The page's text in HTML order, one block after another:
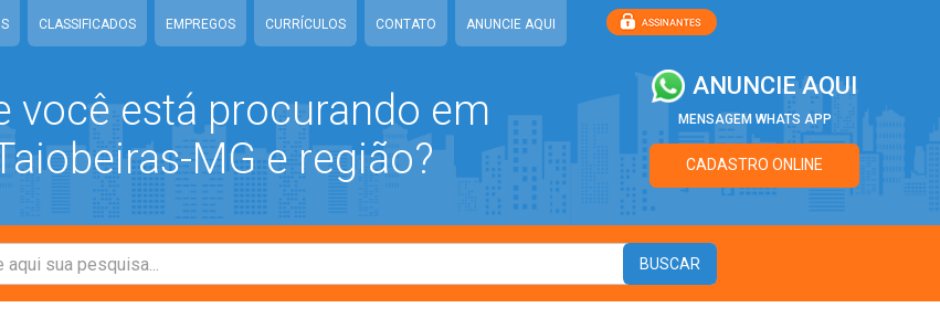
CLASSIFICADOS EMPREGOS CURRÍCULOS CONTATO ANUNCIE AQUI
você está procurando em
MG e região?
ANUNCIE AQUI
MENSAGEM WHATS APP
CADASTRO ONLINE